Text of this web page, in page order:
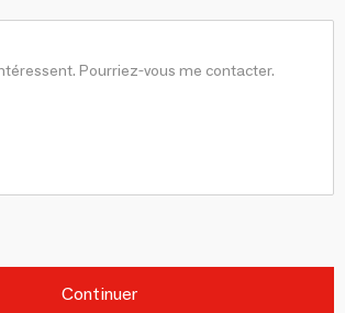
Continuer